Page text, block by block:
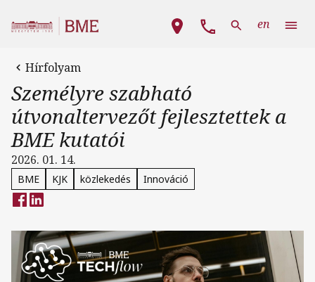
Fő navigáció
en
Hírfolyam
Személyre szabható
útvonaltervezőt fejlesztettek a
BME kutatói
2026. 01. 14.
BME KJK közlekedés Innováció